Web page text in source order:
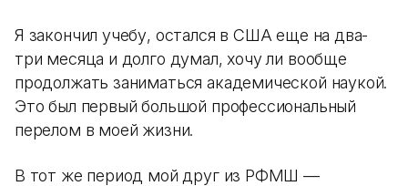
Я закончил учебу, остался в США еще на два-
три месяца и долго думал, хочу ли вообще
продолжать заниматься академической наукой.
Это был первый большой профессиональный
перелом в моей жизни.
В тот же период мой друг из РФМШ —